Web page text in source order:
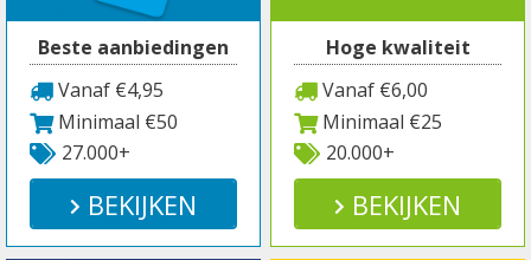
Beste aanbiedingen
Vanaf €4,95
Minimaal €50
27.000+
BEKIJKEN
Hoge kwaliteit
Vanaf €6,00
Minimaal €25
20.000+
BEKIJKEN